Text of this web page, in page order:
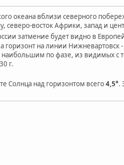
океана вблизи северного
северо-восток Африки, запад и
затмение будет видно в
горизонт на линии Нижневартовск
по фазе, из видимых с
г.
Солнца над горизонтом всего4,5°.